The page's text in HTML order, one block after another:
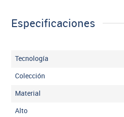
Especificaciones
Tecnología
Colección
Material
Alto